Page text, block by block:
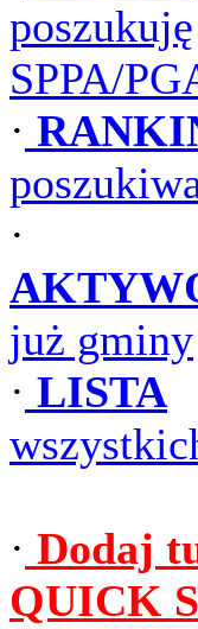
poszukuję
SPPA/
·
·
już gminy
· LISTA
· Dodaj
QUICK